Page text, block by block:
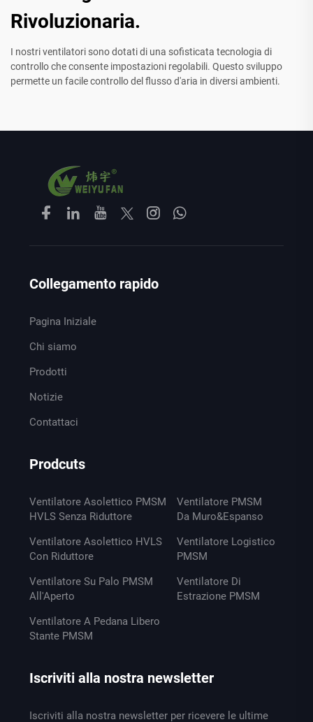
Rivoluzionaria.
I nostri ventilatori sono dotati di una sofisticata tecnologia di
controllo che consente impostazioni regolabili. Questo sviluppo
permette un facile controllo del flusso d'aria in diversi ambienti.
Collegamento rapido
Pagina Iniziale
Chi siamo
Prodotti
Notizie
Contattaci
Prodcuts
Ventilatore Asolettico PMSM
HVLS Senza Riduttore
Ventilatore Asolettico HVLS
Con Riduttore
Ventilatore Su Palo PMSM
All'Aperto
Ventilatore A Pedana Libero
Stante PMSM
Ventilatore PMSM
Da Muro&Espanso
Ventilatore Logistico
PMSM
Ventilatore Di
Estrazione PMSM
Iscriviti alla nostra newsletter
Iscriviti alla nostra newsletter per ricevere le ultime